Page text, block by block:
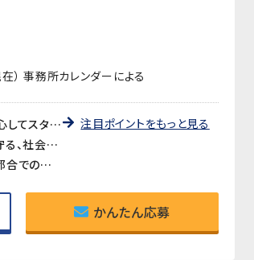
） 事務所カレンダーによる
《未経験歓迎・先輩が丁寧に教えます》教育研修制度が充実しているので、製造・検査業務が初めての方も安心してスタートできます。アットホームな職場で長く働きやすい環境です。
《医療・バイオ分野の製品に携われるやりがい》医療やバイオ分野で使用されるマイクロ流路チップの品質を守る、社会に貢献できるお仕事です。クリーンルームでの作業で清潔な環境が保たれています。
《時短勤務も相談可》家庭や育児との両立を考えている方も歓迎。時短勤務のご相談に対応しています。家庭都合での休みも取りやすい職場です。
注目ポイントをもっと見る
かんたん応募